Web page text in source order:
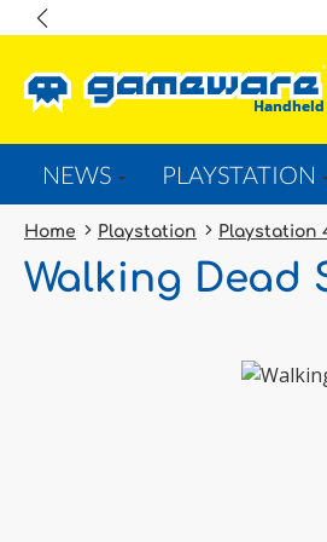
NEWS PLAYSTATION
Home Playstation Playstation
Walking Dead
Bildergalerie überspringen